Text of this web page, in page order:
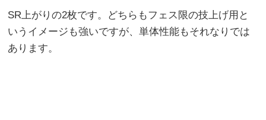
SR上がりの2枚です。どちらもフェス限の技上げ用と
いうイメージも強いですが、単体性能もそれなりでは
あります。